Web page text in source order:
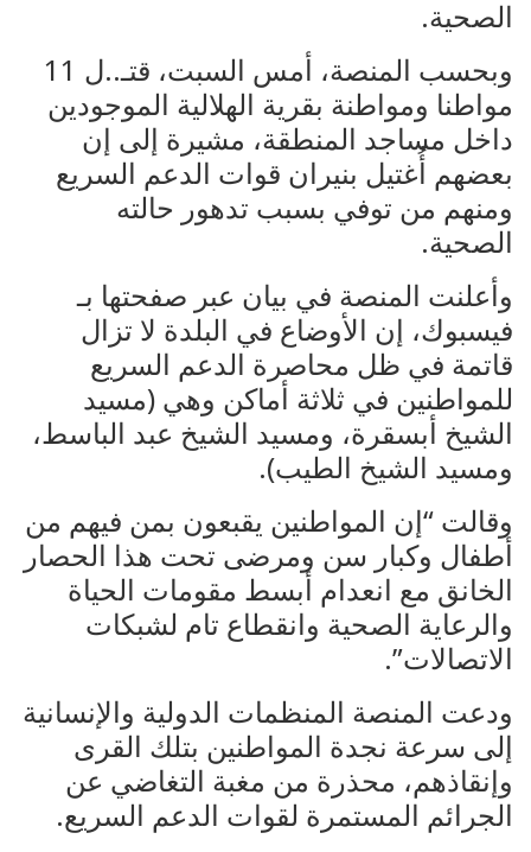
الصحية.
وبحسب المنصة، أمس السبت، قتـ..ل 11
مواطنا ومواطنة بقرية الهلالية الموجودين
داخل مساجد المنطقة، مشيرة إلى إن
بعضهم أُغتيل بنيران قوات الدعم السريع
ومنهم من توفي بسبب تدهور حالته
الصحية.
وأعلنت المنصة في بيان عبر صفحتها بـ
فيسبوك، إن الأوضاع في البلدة لا تزال
قاتمة في ظل محاصرة الدعم السريع
للمواطنين في ثلاثة أماكن وهي (مسيد
الشيخ أبسقرة، ومسيد الشيخ عبد الباسط،
ومسيد الشيخ الطيب).
وقالت “إن المواطنين يقبعون بمن فيهم من
أطفال وكبار سن ومرضى تحت هذا الحصار
الخانق مع انعدام أبسط مقومات الحياة
والرعاية الصحية وانقطاع تام لشبكات
الاتصالات”.
ودعت المنصة المنظمات الدولية والإنسانية
إلى سرعة نجدة المواطنين بتلك القرى
وإنقاذهم، محذرة من مغبة التغاضي عن
الجرائم المستمرة لقوات الدعم السريع.